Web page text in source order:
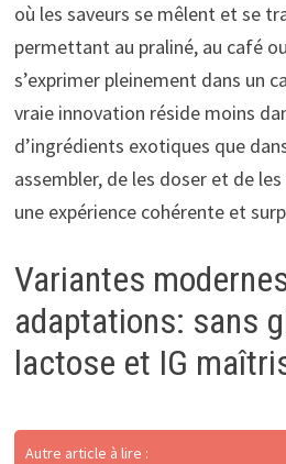
où les saveurs se mêlent et se
permettant au praliné, au café
s’exprimer pleinement dans un
vraie innovation réside moins
d’ingrédients exotiques que
assembler, de les doser et de
une expérience cohérente et
Variantes
adaptations: sans
lactose et IG
Autre article à lire :